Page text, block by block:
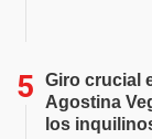
Giro crucial
Agostina
los